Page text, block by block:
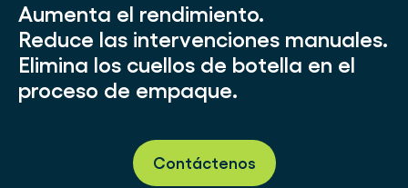
Aumenta el rendimiento.
Reduce las intervenciones manuales.
Elimina los cuellos de botella en el
proceso de empaque.
Contáctenos